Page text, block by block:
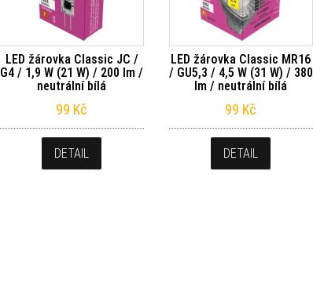
LED žárovka Classic JC /
G4 / 1,9 W (21 W) / 200 lm /
neutrální bílá
99 Kč
DETAIL
LED žárovka Classic MR16
/ GU5,3 / 4,5 W (31 W) / 380
lm / neutrální bílá
99 Kč
DETAIL